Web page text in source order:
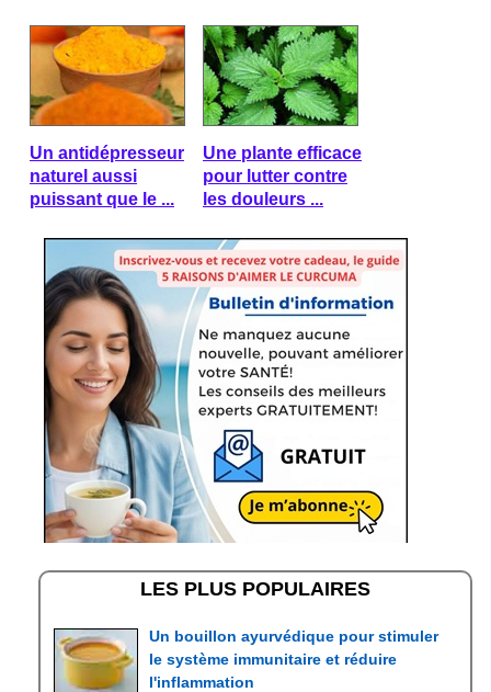
Un antidépresseur
naturel aussi
puissant que le ...
Une plante efficace
pour lutter contre
les douleurs ...
LES PLUS POPULAIRES
Un bouillon ayurvédique pour stimuler
le système immunitaire et réduire
l'inflammation